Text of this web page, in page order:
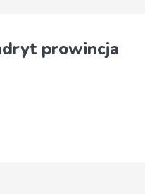
prowincja